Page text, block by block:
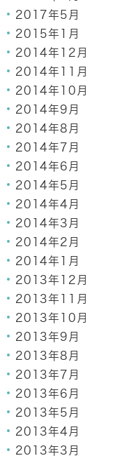
2017年5月
2015年1月
2014年12月
2014年11月
2014年10月
2014年9月
2014年8月
2014年7月
2014年6月
2014年5月
2014年4月
2014年3月
2014年2月
2014年1月
2013年12月
2013年11月
2013年10月
2013年9月
2013年8月
2013年7月
2013年6月
2013年5月
2013年4月
2013年3月